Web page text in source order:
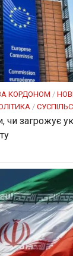
КОРДОНОМ /
/
чи загрожує